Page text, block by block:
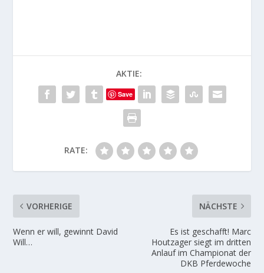
AKTIE:
Save
RATE:
VORHERIGE
Wenn er will, gewinnt David
Will…
NÄCHSTE
Es ist geschafft! Marc
Houtzager siegt im dritten
Anlauf im Championat der
DKB Pferdewoche